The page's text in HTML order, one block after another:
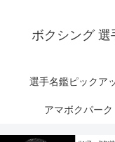
ボクシング
選手名鑑ピックア
アマボクパーク